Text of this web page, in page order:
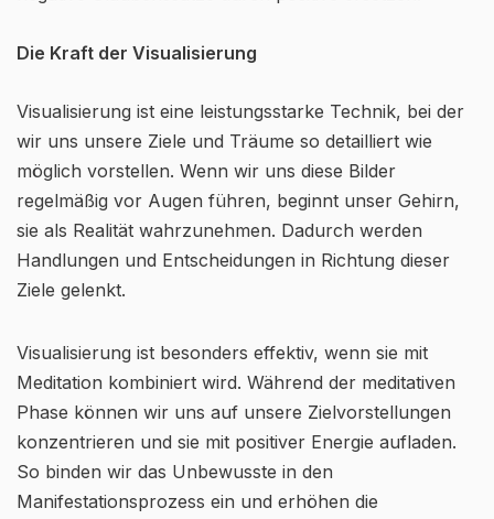
Die Kraft der Visualisierung
Visualisierung ist eine leistungsstarke Technik, bei der
wir uns unsere Ziele und Träume so detailliert wie
möglich vorstellen. Wenn wir uns diese Bilder
regelmäßig vor Augen führen, beginnt unser Gehirn,
sie als Realität wahrzunehmen. Dadurch werden
Handlungen und Entscheidungen in Richtung dieser
Ziele gelenkt.
Visualisierung ist besonders effektiv, wenn sie mit
Meditation kombiniert wird. Während der meditativen
Phase können wir uns auf unsere Zielvorstellungen
konzentrieren und sie mit positiver Energie aufladen.
So binden wir das Unbewusste in den
Manifestationsprozess ein und erhöhen die